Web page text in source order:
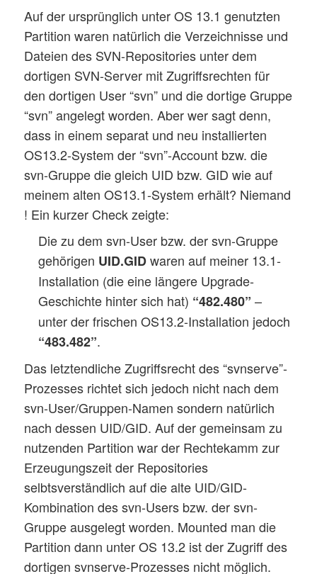
Auf der ursprünglich unter OS 13.1 genutzten
Partition waren natürlich die Verzeichnisse und
Dateien des SVN-Repositories unter dem
dortigen SVN-Server mit Zugriffsrechten für
den dortigen User “svn” und die dortige Gruppe
“svn” angelegt worden. Aber wer sagt denn,
dass in einem separat und neu installierten
OS13.2-System der “svn”-Account bzw. die
svn-Gruppe die gleich UID bzw. GID wie auf
meinem alten OS13.1-System erhält? Niemand
! Ein kurzer Check zeigte:
Die zu dem svn-User bzw. der svn-Gruppe
gehörigen UID.GIDwaren auf meiner 13.1-
Installation (die eine längere Upgrade-
Geschichte hinter sich hat) “482.480” –
unter der frischen OS13.2-Installation jedoch
“483.482”.
Das letztendliche Zugriffsrecht des “svnserve”-
Prozesses richtet sich jedoch nicht nach dem
svn-User/Gruppen-Namen sondern natürlich
nach dessen UID/GID. Auf der gemeinsam zu
nutzenden Partition war der Rechtekamm zur
Erzeugungszeit der Repositories
selbtsverständlich auf die alte UID/GID-
Kombination des svn-Users bzw. der svn-
Gruppe ausgelegt worden. Mounted man die
Partition dann unter OS 13.2 ist der Zugriff des
dortigen svnserve-Prozesses nicht möglich.